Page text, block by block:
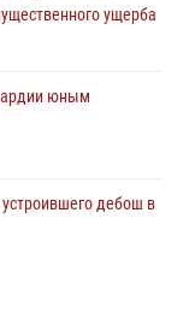
ущерба
юным
дебош в